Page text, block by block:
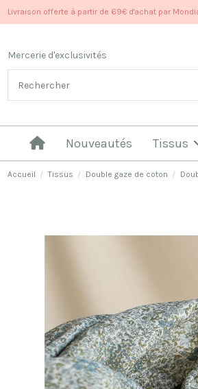
Livraison offerte à partir de 69€ d'achat par
Mercerie d'exclusivités
Nouveautés Tissus
Accueil Tissus Double gaze de coton